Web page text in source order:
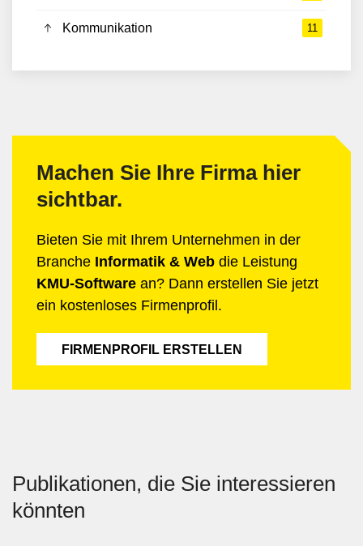
Kommunikation 11
Machen Sie Ihre Firma hier
sichtbar.
Bieten Sie mit Ihrem Unternehmen in der
Branche Informatik & Web die Leistung
KMU-Software an? Dann erstellen Sie jetzt
ein kostenloses Firmenprofil.
FIRMENPROFIL ERSTELLEN
Publikationen, die Sie interessieren
könnten